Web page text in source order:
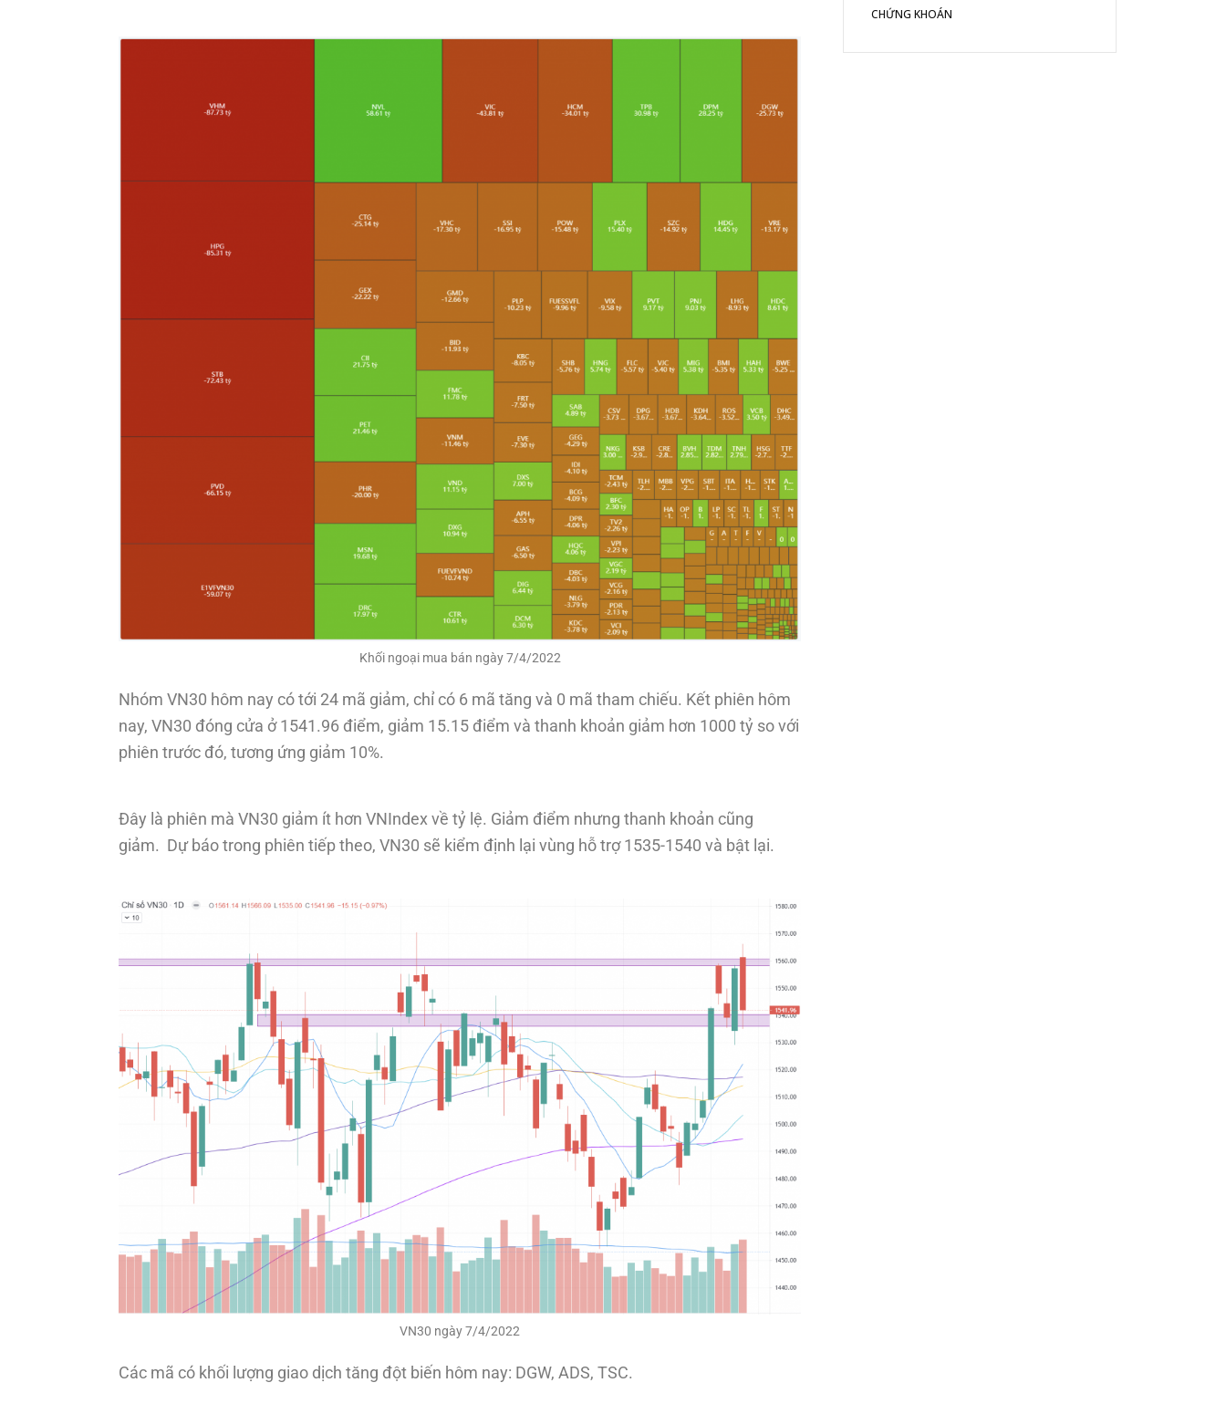
Khối ngoại mua bán ngày 7/4/2022
Nhóm VN30 hôm nay có tới 24 mã giảm, chỉ có 6 mã tăng và 0 mã tham chiếu. Kết phiên hôm
nay, VN30 đóng cửa ở 1541.96 điểm, giảm 15.15 điểm và thanh khoản giảm hơn 1000 tỷ so với
phiên trước đó, tương ứng giảm 10%.
Đây là phiên mà VN30 giảm ít hơn VNIndex về tỷ lệ. Giảm điểm nhưng thanh khoản cũng
giảm. Dự báo trong phiên tiếp theo, VN30 sẽ kiểm định lại vùng hỗ trợ 1535-1540 và bật lại.
VN30 ngày 7/4/2022
Các mã có khối lượng giao dịch tăng đột biến hôm nay: DGW, ADS, TSC.
CHỨNG KHOÁN